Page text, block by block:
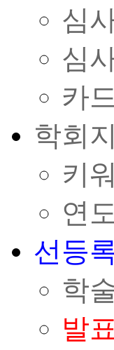
심
심
카
학회
키
연
선등
학
발